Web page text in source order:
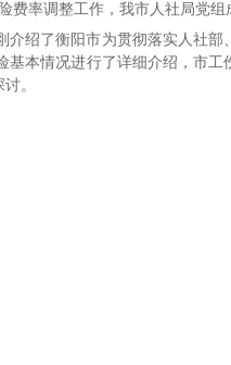
率调整工作，我市人社局党组
绍了衡阳市为贯彻落实人社
本情况进行了详细介绍，市
。